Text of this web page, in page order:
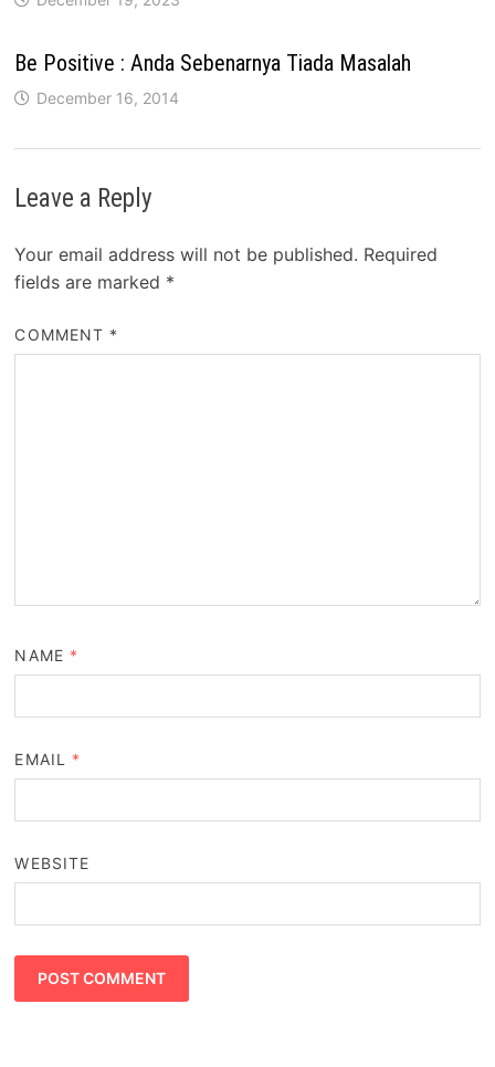
Be Positive : Anda Sebenarnya Tiada Masalah
December 16, 2014
Leave a Reply
Your email address will not be published. Required
fields are marked *
COMMENT *
NAME *
EMAIL *
WEBSITE